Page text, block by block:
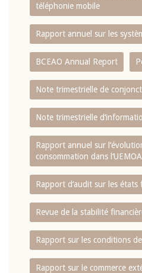
téléphonie mobile
Rapport annuel sur les
BCEAO Annual Report
Note trimestrielle de
Note trimestrielle
Rapport annuel sur
consommation dans
Rapport d‘audit sur les états
Revue de la stabilité
Rapport sur les conditions
Rapport sur le commerce